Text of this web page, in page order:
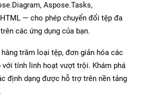
Aspose.Tasks,
— cho phép chuyển đổi tệp đa
các ứng dụng của bạn.
trăm loại tệp, đơn giản hóa các
tính linh hoạt vượt trội. Khám phá
định dạng được hỗ trợ trên nền tảng
.